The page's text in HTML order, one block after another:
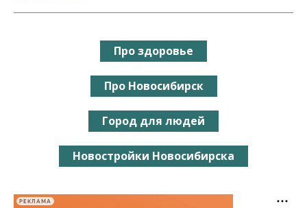
Про здоровье
Про Новосибирск
Город для людей
Новостройки Новосибирска
РЕКЛАМА